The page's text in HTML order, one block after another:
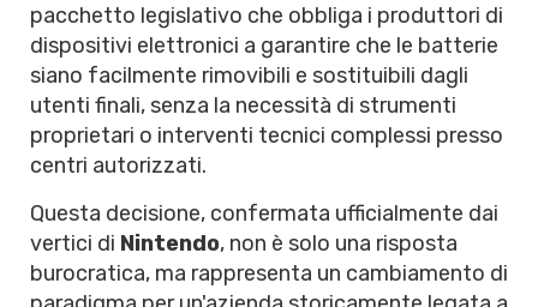
pacchetto legislativo che obbliga i produttori di
dispositivi elettronici a garantire che le batterie
siano facilmente rimovibili e sostituibili dagli
utenti finali, senza la necessità di strumenti
proprietari o interventi tecnici complessi presso
centri autorizzati.
Questa decisione, confermata ufficialmente dai
vertici di Nintendo, non è solo una risposta
burocratica, ma rappresenta un cambiamento di